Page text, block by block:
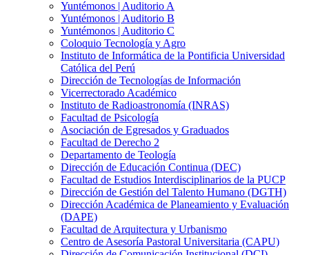
Yuntémonos | Auditorio A
Yuntémonos | Auditorio B
Yuntémonos | Auditorio C
Coloquio Tecnología y Agro
Instituto de Informática de la Pontificia Universidad
Católica del Perú
Dirección de Tecnologías de Información
Vicerrectorado Académico
Instituto de Radioastronomía (INRAS)
Facultad de Psicología
Asociación de Egresados y Graduados
Facultad de Derecho 2
Departamento de Teología
Dirección de Educación Continua (DEC)
Facultad de Estudios Interdisciplinarios de la PUCP
Dirección de Gestión del Talento Humano (DGTH)
Dirección Académica de Planeamiento y Evaluación
(DAPE)
Facultad de Arquitectura y Urbanismo
Centro de Asesoría Pastoral Universitaria (CAPU)